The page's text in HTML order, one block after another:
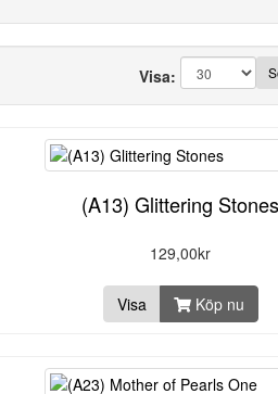
Visa:
(A13) Glittering Stones
129,00kr
Visa Köp nu